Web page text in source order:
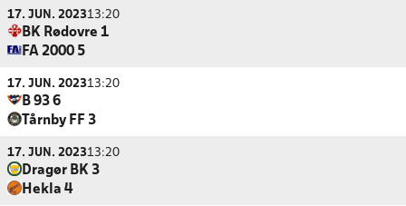
17. JUN. 202313:20
BK Rødovre 1
FA 2000 5
17. JUN. 202313:20
B 93 6
Tårnby FF 3
17. JUN. 202313:20
Dragør BK 3
Hekla 4